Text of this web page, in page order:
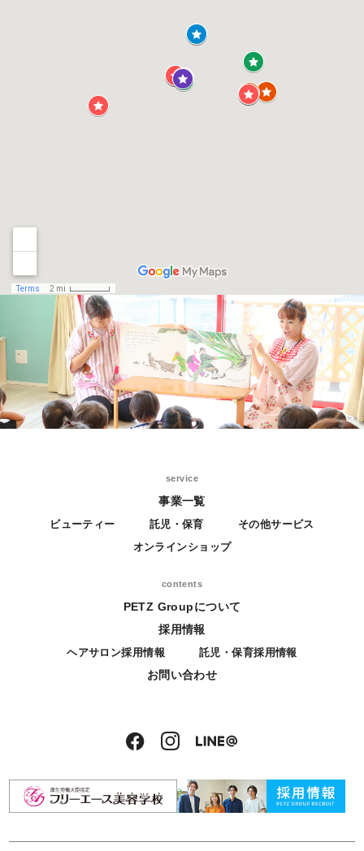
service
事業一覧
ビューティー 託児・保育
その他サービス
オンラインショップ
contents
PETZ Groupについて
採用情報
ヘアサロン採用情報 託児・保育採用情報
お問い合わせ